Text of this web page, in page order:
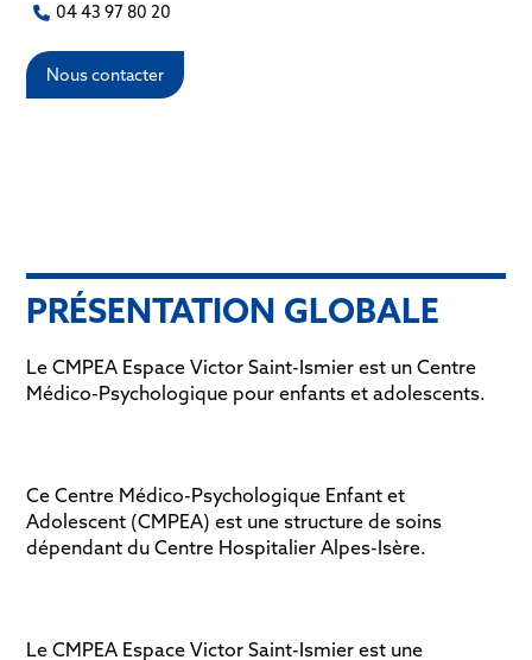
04 43 97 80 20
Nous contacter
PRÉSENTATION GLOBALE
Le CMPEA Espace Victor Saint-Ismier est un Centre
Médico-Psychologique pour enfants et adolescents.
Ce Centre Médico-Psychologique Enfant et
Adolescent (CMPEA) est une structure de soins
dépendant du Centre Hospitalier Alpes-Isère.
Le CMPEA Espace Victor Saint-Ismier est une